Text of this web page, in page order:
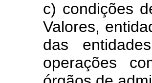
c) condições
Valores,
das
operações